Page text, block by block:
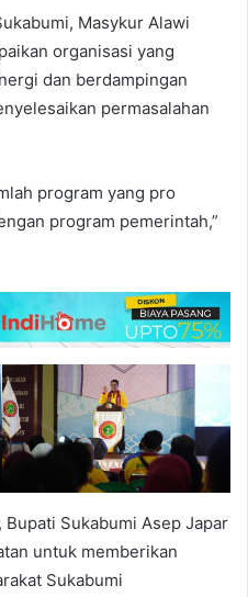
Masykur Alawi
organisasi yang
dan berdampingan
permasalahan
program yang pro
program pemerintah,”
Bupati Sukabumi Asep Japar
untuk memberikan
Sukabumi